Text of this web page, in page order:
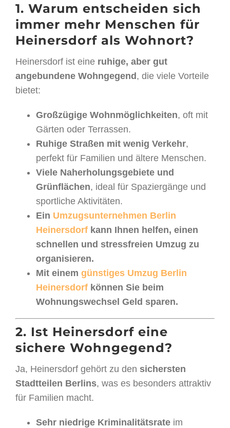
1. Warum entscheiden sich
immer mehr Menschen für
Heinersdorf als Wohnort?
Heinersdorf ist eine ruhige, aber gut
angebundene Wohngegend, die viele Vorteile
bietet:
Großzügige Wohnmöglichkeiten, oft mit
Gärten oder Terrassen.
Ruhige Straßen mit wenig Verkehr,
perfekt für Familien und ältere Menschen.
Viele Naherholungsgebiete und
Grünflächen, ideal für Spaziergänge und
sportliche Aktivitäten.
Ein Umzugsunternehmen Berlin
Heinersdorfkann Ihnen helfen, einen
schnellen und stressfreien Umzug zu
organisieren.
Mit einem günstiges Umzug Berlin
Heinersdorfkönnen Sie beim
Wohnungswechsel Geld sparen.
2. Ist Heinersdorf eine
sichere Wohngegend?
Ja, Heinersdorf gehört zu den sichersten
Stadtteilen Berlins, was es besonders attraktiv
für Familien macht.
Sehr niedrige Kriminalitätsrateim